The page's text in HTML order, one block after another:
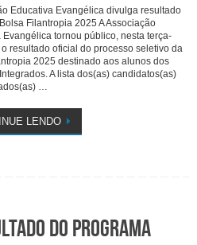
Educativa Evangélica divulga resultado
Filantropia 2025 A Associação
Evangélica tornou público, nesta terça-
resultado oficial do processo seletivo da
2025 destinado aos alunos dos
A lista dos(as) candidatos(as)
…
LENDO
do Programa